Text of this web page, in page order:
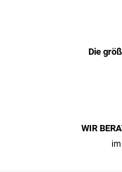
Die
WIR